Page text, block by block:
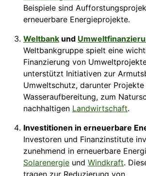
Beispiele sind
erneuerbare Energieprojekte.
Weltbank und
Weltbankgruppe spielt eine
Finanzierung von
unterstützt Initiativen zur
Umweltschutz, darunter
Wasseraufbereitung, zum
nachhaltigen Landwirtschaft.
Investitionen in erneuerbare
Investoren und Finanzinstitute
zunehmend in erneuerbare
Solarenergie und Windkraft.